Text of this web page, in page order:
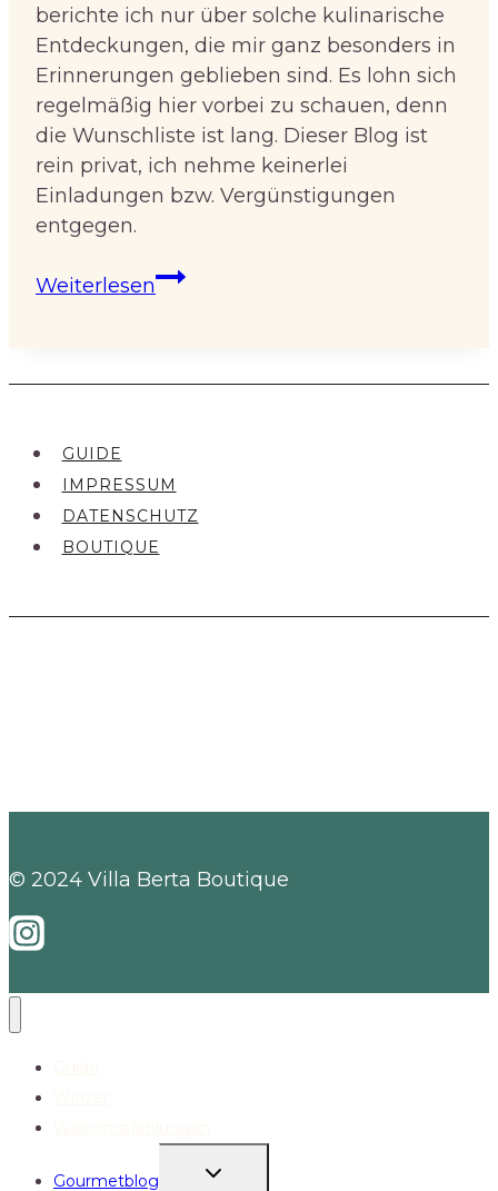
berichte ich nur über solche kulinarische
Entdeckungen, die mir ganz besonders in
Erinnerungen geblieben sind. Es lohn sich
regelmäßig hier vorbei zu schauen, denn
die Wunschliste ist lang. Dieser Blog ist
rein privat, ich nehme keinerlei
Einladungen bzw. Vergünstigungen
entgegen.
WeiterlesenComing
GUIDE
IMPRESSUM
DATENSCHUTZ
BOUTIQUE
© 2024 Villa Berta Boutique
Gourmetblog
UNTERMENÜ